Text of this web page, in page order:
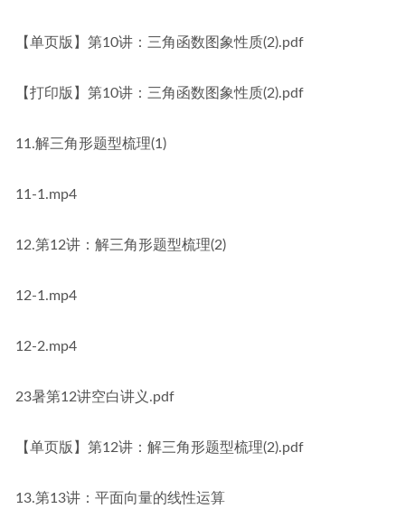
【单页版】第10讲：三角函数图象性质(2).pdf
【打印版】第10讲：三角函数图象性质(2).pdf
11.解三角形题型梳理(1)
11-1.mp4
12.第12讲：解三角形题型梳理(2)
12-1.mp4
12-2.mp4
23暑第12讲空白讲义.pdf
【单页版】第12讲：解三角形题型梳理(2).pdf
13.第13讲：平面向量的线性运算